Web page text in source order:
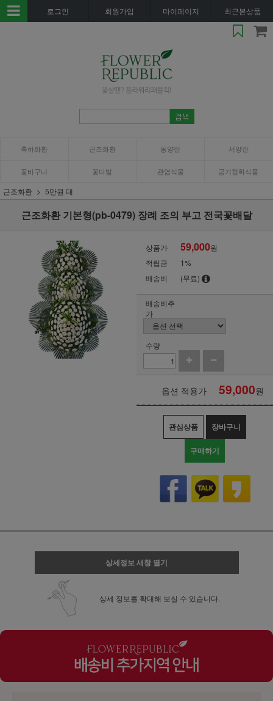
로그인 회원가입 마이페이지 최근본상품
축하화환 근조화환 동양란 서양란
꽃바구니 꽃다발 관엽식물 공기정화식물
근조화환 5만원 대
근조화환 기본형(pb-0479) 장례 조의 부고 전국꽃배달
상품가 59,000원
적립금
1%
배송비
(무료)
배송비추
가
수량
옵션 적용가 59,000원
관심상품 장바구니
구매하기
상세정보 새창 열기
상세 정보를 확대해 보실 수 있습니다.